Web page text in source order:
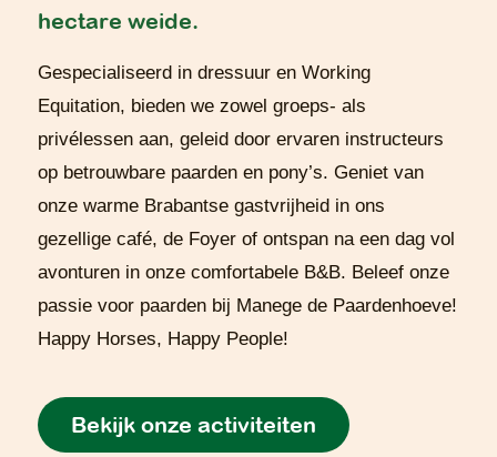
hectare weide.
Gespecialiseerd in dressuur en Working
Equitation, bieden we zowel groeps- als
privélessen aan, geleid door ervaren instructeurs
op betrouwbare paarden en pony’s. Geniet van
onze warme Brabantse gastvrijheid in ons
gezellige café, de Foyer of ontspan na een dag vol
avonturen in onze comfortabele B&B. Beleef onze
passie voor paarden bij Manege de Paardenhoeve!
Happy Horses, Happy People!
Bekijk onze activiteiten